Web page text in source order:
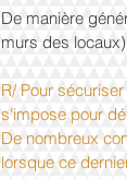
De manière
murs des
R/ Pour
s'impose pour
De nombreux
lorsque ce